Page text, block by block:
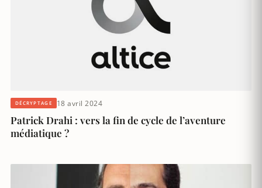
DÉCRYPTAGE 18 avril 2024
Patrick Drahi : vers la fin de cycle de l’aventure
médiatique ?